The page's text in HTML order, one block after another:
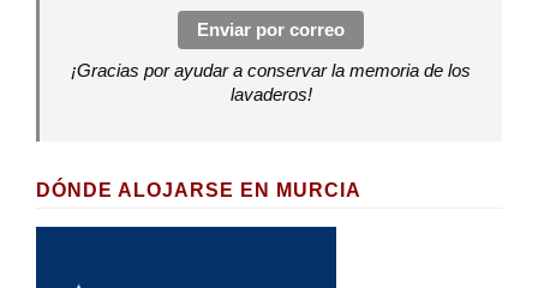
Enviar por correo
¡Gracias por ayudar a conservar la memoria de los
lavaderos!
DÓNDE ALOJARSE EN MURCIA